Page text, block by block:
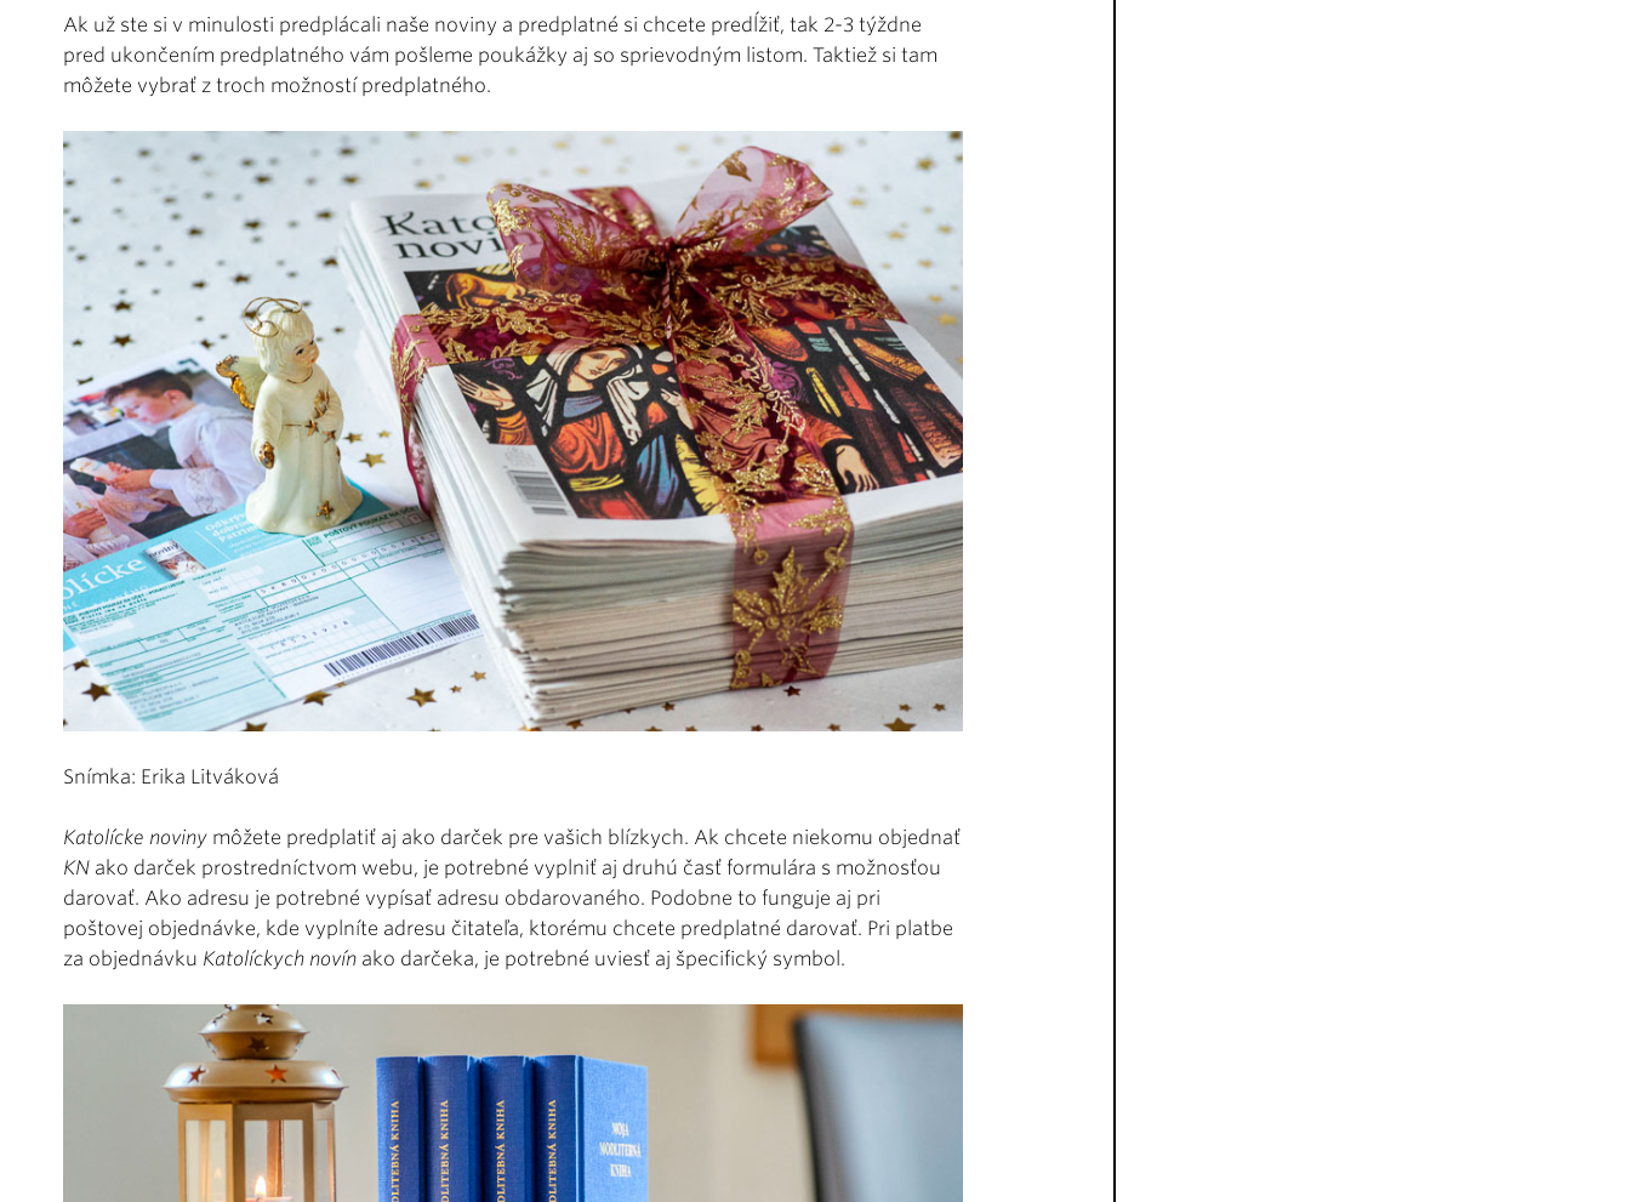
Ak už ste si v minulosti predplácali naše noviny a predplatné si chcete predĺžiť, tak 2-3 týždne
pred ukončením predplatného vám pošleme poukážky aj so sprievodným listom. Taktiež si tam
môžete vybrať z troch možností predplatného.
Snímka: Erika Litváková
Katolícke noviny môžete predplatiť aj ako darček pre vašich blízkych. Ak chcete niekomu objednať
KN ako darček prostredníctvom webu, je potrebné vyplniť aj druhú časť formulára s možnosťou
darovať. Ako adresu je potrebné vypísať adresu obdarovaného. Podobne to funguje aj pri
poštovej objednávke, kde vyplníte adresu čitateľa, ktorému chcete predplatné darovať. Pri platbe
za objednávku Katolíckych novín ako darčeka, je potrebné uviesť aj špecifický symbol.